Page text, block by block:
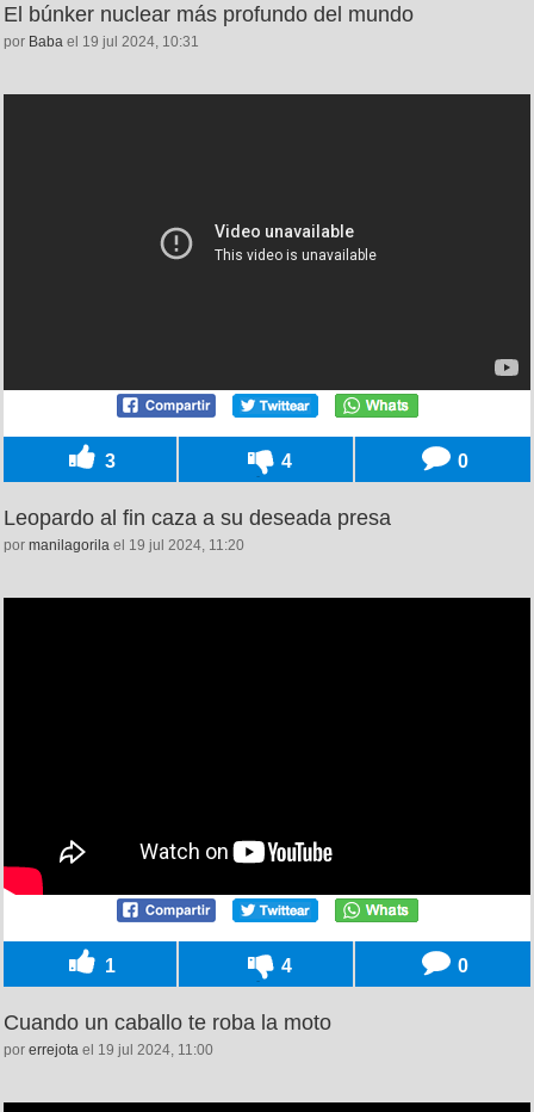
El búnker nuclear más profundo del mundo
por Baba el 19 jul 2024, 10:31
3 4 0
Leopardo al fin caza a su deseada presa
por manilagorila el 19 jul 2024, 11:20
1 4 0
Cuando un caballo te roba la moto
por errejota el 19 jul 2024, 11:00